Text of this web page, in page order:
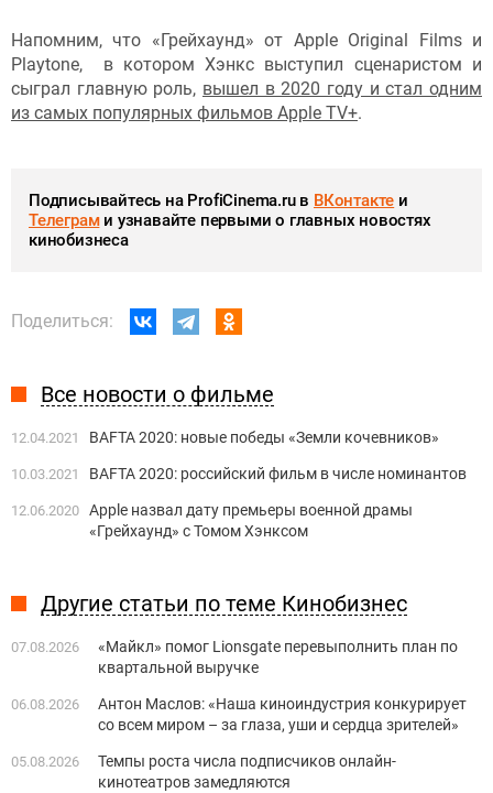
Напомним, что «Грейхаунд» от Apple Original Films и
Playtone, в котором Хэнкс выступил сценаристом и
сыграл главную роль, вышел в 2020 году и стал одним
из самых популярных фильмов Apple TV+.
Подписывайтесь на ProfiCinema.ru в ВКонтакте и
Телеграми узнавайте первыми о главных новостях
кинобизнеса
Поделиться:
Все новости о фильме
12.04.2021 BAFTA 2020: новые победы «Земли кочевников»
10.03.2021 BAFTA 2020: российский фильм в числе номинантов
12.06.2020 Apple назвал дату премьеры военной драмы
«Грейхаунд» с Томом Хэнксом
Другие статьи по теме Кинобизнес
07.08.2026
«Майкл» помог Lionsgate перевыполнить план по
квартальной выручке
06.08.2026
Антон Маслов: «Наша киноиндустрия конкурирует
со всем миром – за глаза, уши и сердца зрителей»
05.08.2026
Темпы роста числа подписчиков онлайн-
кинотеатров замедляются